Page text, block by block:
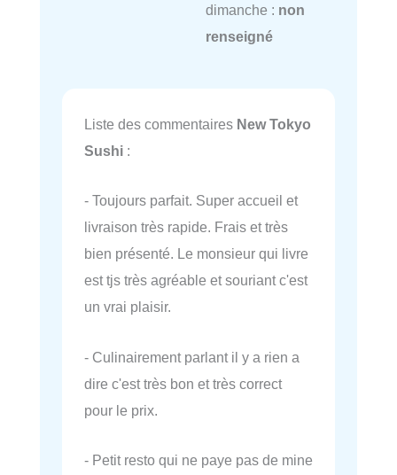
dimanche : non
renseigné
Liste des commentaires New Tokyo
Sushi :
- Toujours parfait. Super accueil et
livraison très rapide. Frais et très
bien présenté. Le monsieur qui livre
est tjs très agréable et souriant c'est
un vrai plaisir.
- Culinairement parlant il y a rien a
dire c'est très bon et très correct
pour le prix.
- Petit resto qui ne paye pas de mine